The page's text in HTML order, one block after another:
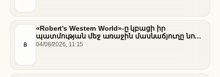
8
«Robert’s Western World»-ը կբացի իր
պատմության մեջ առաջին մասնաճյուղը նոր
«Nissan Stadium» մարզադաշտում
04/08/2026, 11:15